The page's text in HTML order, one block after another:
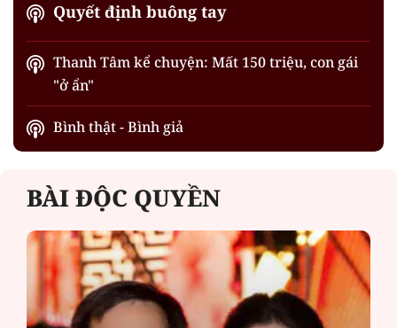
Quyết định buông tay
Thanh Tâm kể chuyện: Mất 150 triệu, con gái
"ở ẩn"
Bình thật - Bình giả
BÀI ĐỘC QUYỀN